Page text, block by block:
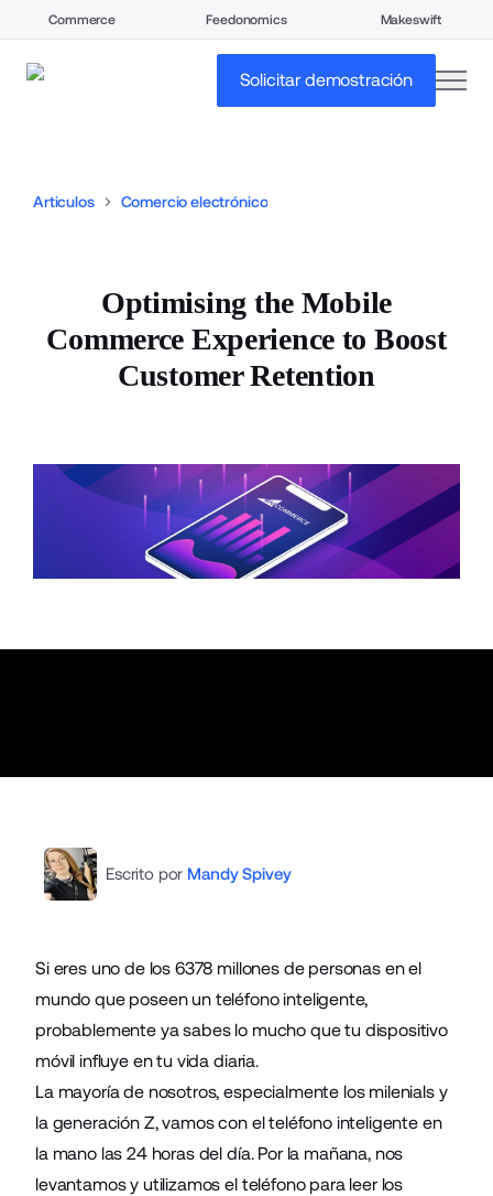
Commerce Feedonomics Makeswift
Solicitar demostración
Articulos Comercio electrónico
Optimising the Mobile
Commerce Experience to Boost
Customer Retention
Escrito por Mandy Spivey
Si eres uno de los 6378 millones de personas en el
mundo que poseen un teléfono inteligente,
probablemente ya sabes lo mucho que tu dispositivo
móvil influye en tu vida diaria.
La mayoría de nosotros, especialmente los milenials y
la generación Z, vamos con el teléfono inteligente en
la mano las 24 horas del día. Por la mañana, nos
levantamos y utilizamos el teléfono para leer los